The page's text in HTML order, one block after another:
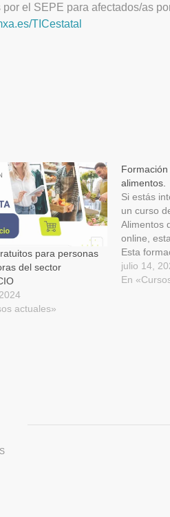
el SEPE para afectados/as
TICestatal
para personas
del sector
actuales»
alimentos.
Si estás
un curso
Alimentos
online,
Esta
en
julio 14,
En